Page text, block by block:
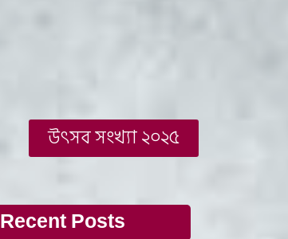
উৎসব সংখ্যা ২০২৫
Recent Posts